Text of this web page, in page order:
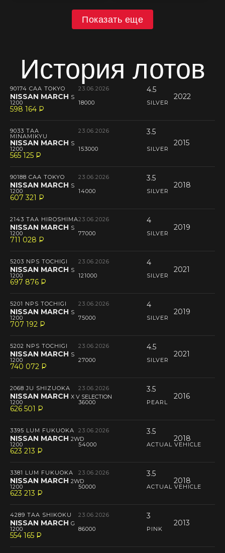
Показать еще
История лотов
90174 CAA TOKYO 23.06.2026 4.5
NISSAN MARCH S 2022
1200 18000 SILVER
598 164 P
--
9033 TAA
MINAMIKYU
23.06.2026
3.5
NISSAN MARCH S 2015
1200 153000 SILVER
565 125 P
--
90188 CAA TOKYO 23.06.2026 3.5
NISSAN MARCH S 2018
1200 14000 SILVER
607 321 P
--
2143 TAA HIROSHIMA23.06.2026 4
NISSAN MARCH S 2019
1200 77000 SILVER
711 028 P
--
5203 NPS TOCHIGI 23.06.2026 4
NISSAN MARCH S 2021
1200 121000 SILVER
697 876 P
--
5201 NPS TOCHIGI 23.06.2026 4
NISSAN MARCH S 2019
1200 75000 SILVER
707 192 P
--
5202 NPS TOCHIGI 23.06.2026 4.5
NISSAN MARCH S 2021
1200 27000 SILVER
740 072 P
--
2068 JU SHIZUOKA 23.06.2026 3.5
NISSAN MARCH X V SELECTION 2016
1200 36000 PEARL
626 501 P
--
3395 LUM FUKUOKA 23.06.2026 3.5
NISSAN MARCH 2WD 2018
1200 54000 ACTUAL VEHICLE
623 213 P
--
3381 LUM FUKUOKA 23.06.2026 3.5
NISSAN MARCH 2WD 2018
1200 50000 ACTUAL VEHICLE
623 213 P
--
4289 TAA SHIKOKU 23.06.2026 3
NISSAN MARCH G 2013
1200 86000 PINK
554 165 P
--